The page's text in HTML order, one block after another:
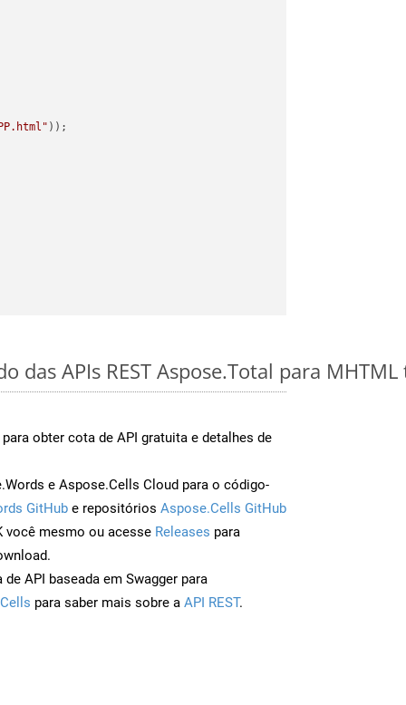
das APIs REST Aspose.Total para
para obter cota de API gratuita e detalhes de
e Aspose.Cells Cloud para o código-
GitHub e repositórios Aspose.Cells GitHub
você mesmo ou acesse Releases para
API baseada em Swagger para
para saber mais sobre a API REST.